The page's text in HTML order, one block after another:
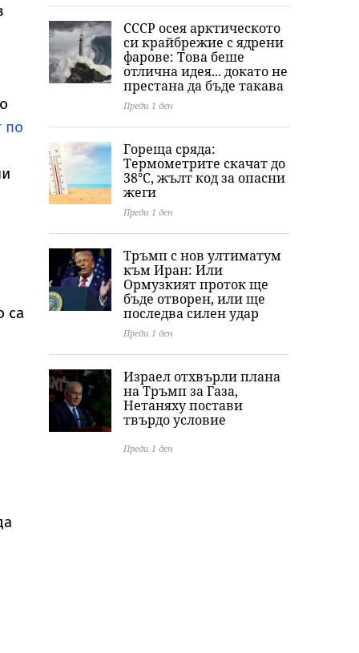
по
са
СССР осея арктическото
си крайбрежие с ядрени
фарове: Това беше
отлична идея... докато не
престана да бъде такава
Преди 1 ден
Гореща сряда:
Термометрите скачат до
38°C, жълт код за опасни
жеги
Преди 1 ден
Тръмп с нов ултиматум
към Иран: Или
Ормузкият проток ще
бъде отворен, или ще
последва силен удар
Преди 1 ден
Израел отхвърли плана
на Тръмп за Газа,
Нетаняху постави
твърдо условие
Преди 1 ден